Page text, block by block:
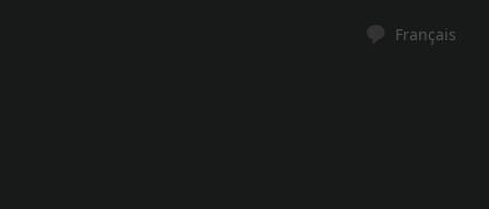
Français